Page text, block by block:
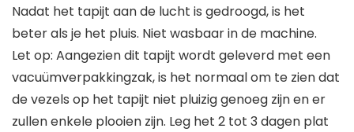
Nadat het tapijt aan de lucht is gedroogd, is het
beter als je het pluis. Niet wasbaar in de machine.
Let op: Aangezien dit tapijt wordt geleverd met een
vacuümverpakkingzak, is het normaal om te zien dat
de vezels op het tapijt niet pluizig genoeg zijn en er
zullen enkele plooien zijn. Leg het 2 tot 3 dagen plat